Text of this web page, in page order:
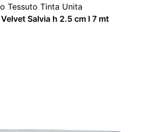
Tessuto Tinta Unita
Salvia h 2.5 cm l 7 mt